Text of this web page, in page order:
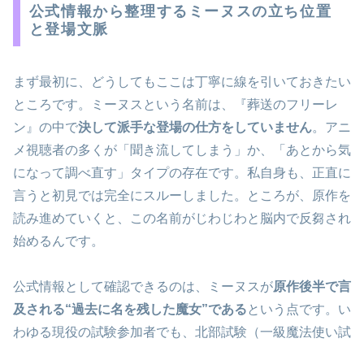
公式情報から整理するミーヌスの立ち位置
と登場文脈
まず最初に、どうしてもここは丁寧に線を引いておきたい
ところです。ミーヌスという名前は、『葬送のフリーレ
ン』の中で決して派手な登場の仕方をしていません。アニ
メ視聴者の多くが「聞き流してしまう」か、「あとから気
になって調べ直す」タイプの存在です。私自身も、正直に
言うと初見では完全にスルーしました。ところが、原作を
読み進めていくと、この名前がじわじわと脳内で反芻され
始めるんです。
公式情報として確認できるのは、ミーヌスが原作後半で言
及される“過去に名を残した魔女”である という点です。い
わゆる現役の試験参加者でも、北部試験（一級魔法使い試